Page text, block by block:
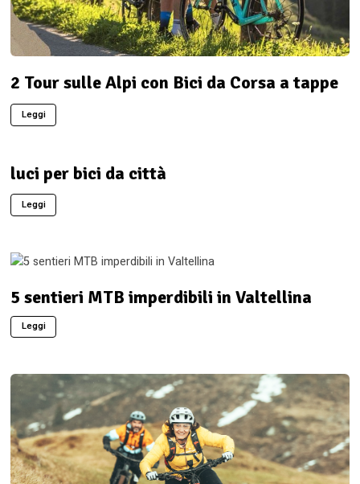
2 Tour sulle Alpi con Bici da Corsa a tappe
Leggi
luci per bici da città
Leggi
5 sentieri MTB imperdibili in Valtellina
Leggi